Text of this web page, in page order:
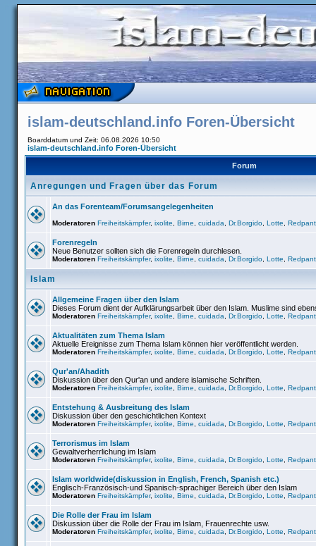
islam-deutschland.info Foren-Übersicht
Boarddatum und Zeit: 06.08.2026 10:50
islam-deutschland.info Foren-Übersicht
Forum
Anregungen und Fragen über das Forum
An das Forenteam/Forumsangelegenheiten
Moderatoren Freiheitskämpfer, ixolite Birne cuidada Dr.Borgido Lotte
Forenregeln
Neue Benutzer sollten sich die Forenregeln durchlesen.
Moderatoren Freiheitskämpfer, ixolite Birne cuidada Dr.Borgido Lotte
Islam
Allgemeine Fragen über den Islam
Dieses Forum dient der Aufklärungsarbeit über den Islam. Muslime sind
Moderatoren Freiheitskämpfer, ixolite Birne cuidada Dr.Borgido Lotte
Aktualitäten zum Thema Islam
Aktuelle Ereignisse zum Thema Islam können hier veröffentlicht werden.
Moderatoren Freiheitskämpfer, ixolite Birne cuidada Dr.Borgido Lotte
Qur'an/Ahadith
Diskussion über den Qur'an und andere islamische Schriften.
Moderatoren Freiheitskämpfer, ixolite Birne cuidada Dr.Borgido Lotte
Entstehung & Ausbreitung des Islam
Diskussion über den geschichtlichen Kontext
Moderatoren Freiheitskämpfer, ixolite Birne cuidada Dr.Borgido Lotte
Terrorismus im Islam
Gewaltverherrlichung im Islam
Moderatoren Freiheitskämpfer, ixolite Birne cuidada Dr.Borgido Lotte
Islam worldwide(diskussion in English, French, Spanish etc.)
Englisch-Französisch-und Spanisch-sprachiger Bereich über den Islam
Moderatoren Freiheitskämpfer, ixolite Birne cuidada Dr.Borgido Lotte
Die Rolle der Frau im Islam
Diskussion über die Rolle der Frau im Islam, Frauenrechte usw.
Moderatoren Freiheitskämpfer, ixolite Birne cuidada Dr.Borgido Lotte